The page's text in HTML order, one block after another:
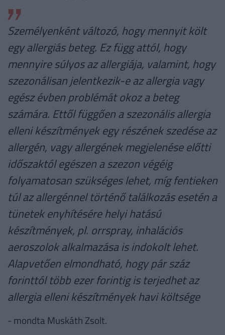
Személyenként változó, hogy mennyit költ
egy allergiás beteg. Ez függ attól, hogy
mennyire súlyos az allergiája, valamint, hogy
szezonálisan jelentkezik-e az allergia vagy
egész évben problémát okoz a beteg
számára. Ettől függően a szezonális allergia
elleni készítmények egy részének szedése az
allergén, vagy allergének megjelenése előtti
időszaktól egészen a szezon végéig
folyamatosan szükséges lehet, míg fentieken
túl az allergénnel történő találkozás esetén a
tünetek enyhítésére helyi hatású
készítmények, pl. orrspray, inhalációs
aeroszolok alkalmazása is indokolt lehet.
Alapvetően elmondható, hogy pár száz
forinttól több ezer forintig is terjedhet az
allergia elleni készítmények havi költsége
- mondta Muskáth Zsolt.